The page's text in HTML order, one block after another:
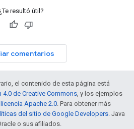
¿Te resultó útil?
comentarios
el contenido de esta página está
4.0 de Creative Commons, y los ejemplos
licencia Apache 2.0. Para obtener más
del sitio de Google Developers. Java
o sus afiliados.